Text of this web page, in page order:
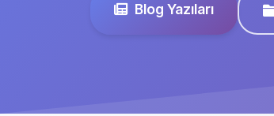
Blog Yazıları